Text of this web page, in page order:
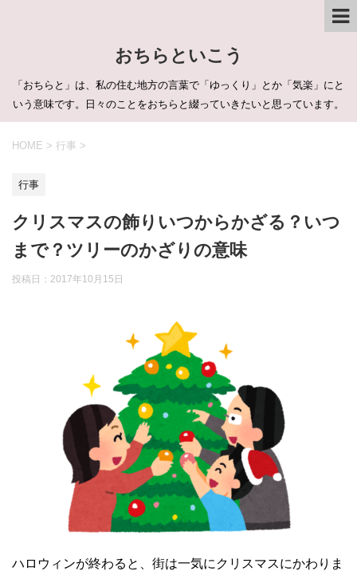
おちらといこう
「おちらと」は、私の住む地方の言葉で「ゆっくり」とか「気楽」にと
いう意味です。日々のことをおちらと綴っていきたいと思っています。
HOME > 行事 >
行事
クリスマスの飾りいつからかざる？いつ
まで？ツリーのかざりの意味
投稿日： 2017年10月15日
ハロウィンが終わると、街は一気にクリスマスにかわりま